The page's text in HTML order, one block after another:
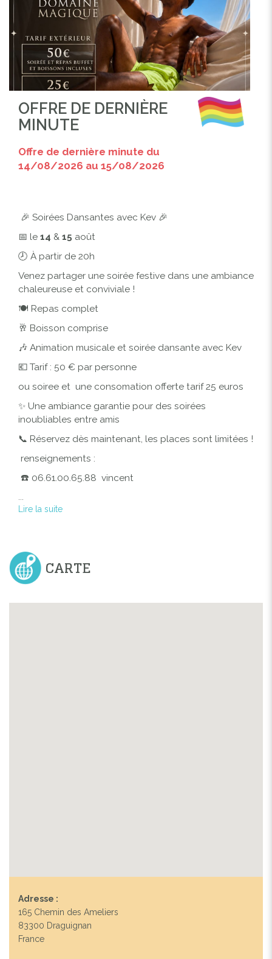
OFFRE DE DERNIÈRE
MINUTE
Offre de dernière minute du
14/08/2026 au 15/08/2026
🎉 Soirées Dansantes avec Kev 🎉
📅 le 14 & 15 août
🕗 À partir de 20h
Venez partager une soirée festive dans une ambiance
chaleureuse et conviviale !
🍽️ Repas complet
🥂 Boisson comprise
🎶 Animation musicale et soirée dansante avec Kev
💶 Tarif : 50 € par personne
ou soiree et une consomation offerte tarif 25 euros
✨ Une ambiance garantie pour des soirées
inoubliables entre amis
📞 Réservez dès maintenant, les places sont limitées !
renseignements :
☎️ 06.61.00.65.88 vincent
Lire la suite
CARTE
Adresse :
165 Chemin des Ameliers
83300 Draguignan
France